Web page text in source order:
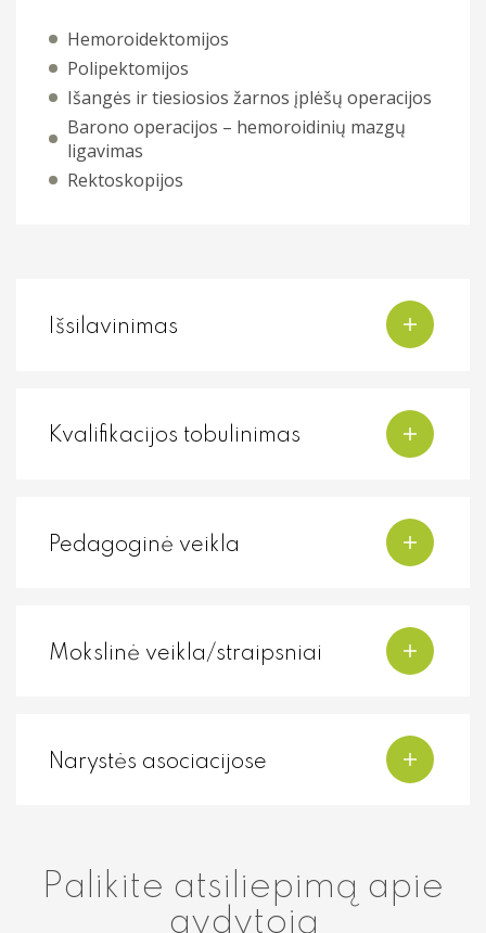
Hemoroidektomijos
Polipektomijos
Išangės ir tiesiosios žarnos įplėšų operacijos
Barono operacijos – hemoroidinių mazgų
ligavimas
Rektoskopijos
Išsilavinimas
Kvalifikacijos tobulinimas
Pedagoginė veikla
Mokslinė veikla/straipsniai
Narystės asociacijose
Palikite atsiliepimą apie
gydytoją